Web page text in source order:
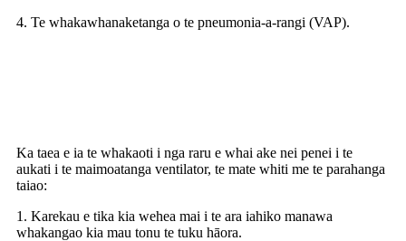
4. Te whakawhanaketanga o te pneumonia-a-rangi (VAP).
Ka taea e ia te whakaoti i nga raru e whai ake nei penei i te
aukati i te maimoatanga ventilator, te mate whiti me te parahanga
taiao:
1. Karekau e tika kia wehea mai i te ara iahiko manawa
whakangao kia mau tonu te tuku hāora.